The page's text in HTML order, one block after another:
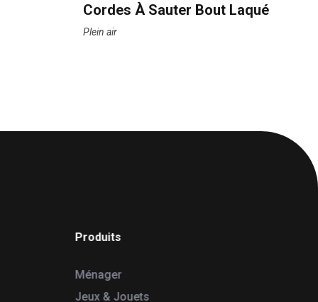
Cordes À Sauter Bout Laqué
Plein air
Produits
Ménager
Jeux & Jouets